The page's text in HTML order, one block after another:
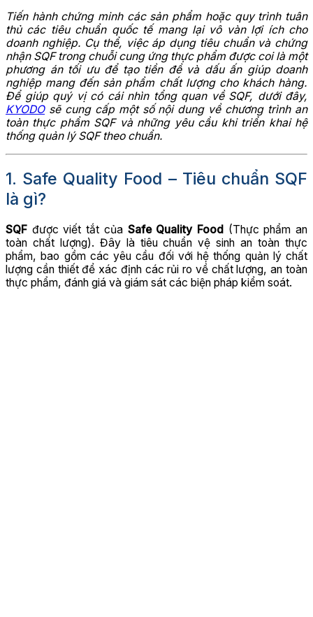
Tiến hành chứng minh các sản phẩm hoặc quy trình tuân
thủ các tiêu chuẩn quốc tế mang lại vô vàn lợi ích cho
doanh nghiệp. Cụ thể, việc áp dụng tiêu chuẩn và chứng
nhận SQF trong chuỗi cung ứng thực phẩm được coi là một
phương án tối ưu để tạo tiền đề và dấu ấn giúp doanh
nghiệp mang đến sản phẩm chất lượng cho khách hàng.
Để giúp quý vị có cái nhìn tổng quan về SQF, dưới đây,
KYODOsẽ cung cấp một số nội dung về chương trình an
toàn thực phẩm SQF và những yêu cầu khi triển khai hệ
thống quản lý SQF theo chuẩn.
1. Safe Quality Food – Tiêu chuẩn SQF
là gì?
SQF được viết tắt của Safe Quality Food(Thực phẩm an
toàn chất lượng). Đây là tiêu chuẩn vệ sinh an toàn thực
phẩm, bao gồm các yêu cầu đối với hệ thống quản lý chất
lượng cần thiết để xác định các rủi ro về chất lượng, an toàn
thực phẩm, đánh giá và giám sát các biện pháp kiểm soát.